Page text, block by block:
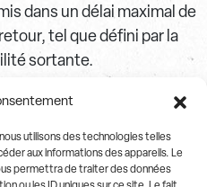
utilisons des technologies telles
aux informations des appareils. Le
permettra de traiter des données
dans un délai maximal de
tel que défini par la
sortante.
par un
de la catégorie des
lettres d’engagement de